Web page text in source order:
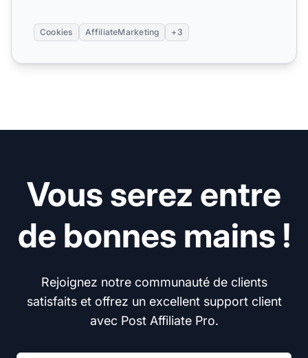
Cookies AffiliateMarketing +3
Vous serez entre
de bonnes mains !
Rejoignez notre communauté de clients
satisfaits et offrez un excellent support client
avec Post Affiliate Pro.